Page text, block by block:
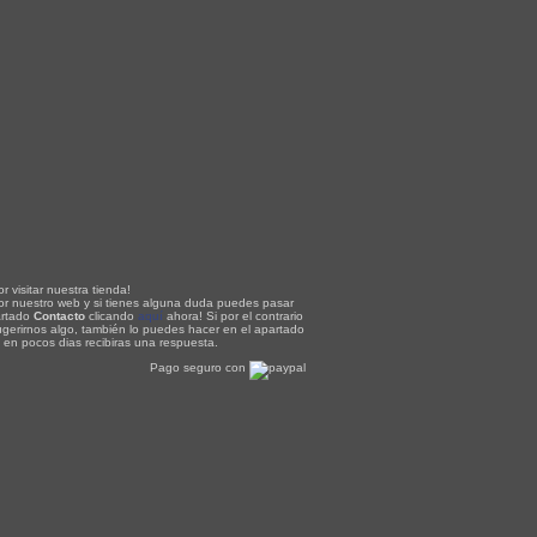
visitar nuestra tienda!
nuestro web y si tienes alguna duda puedes pasar
Contacto clicandoaquí ahora! Si por el contrario
algo, también lo puedes hacer en el apartado
, en pocos dias recibiras una respuesta.
Pago seguro con